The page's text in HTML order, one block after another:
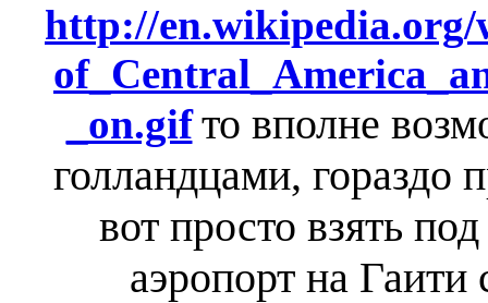
http://
_on.gifто вполне
голландцами, гораздо
вот просто взять
аэропорт на